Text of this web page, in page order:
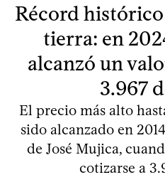
Récord
tierra: en
alcanzó un
3.967
El precio más alto
sido alcanzado en
de José Mujica,
cotizarse a